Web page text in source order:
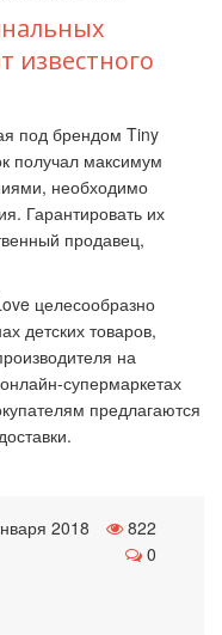
известного
под брендом Tiny
получал максимум
необходимо
Гарантировать их
продавец,
целесообразно
детских товаров,
на
супермаркетах
предлагаются
2018
822
0